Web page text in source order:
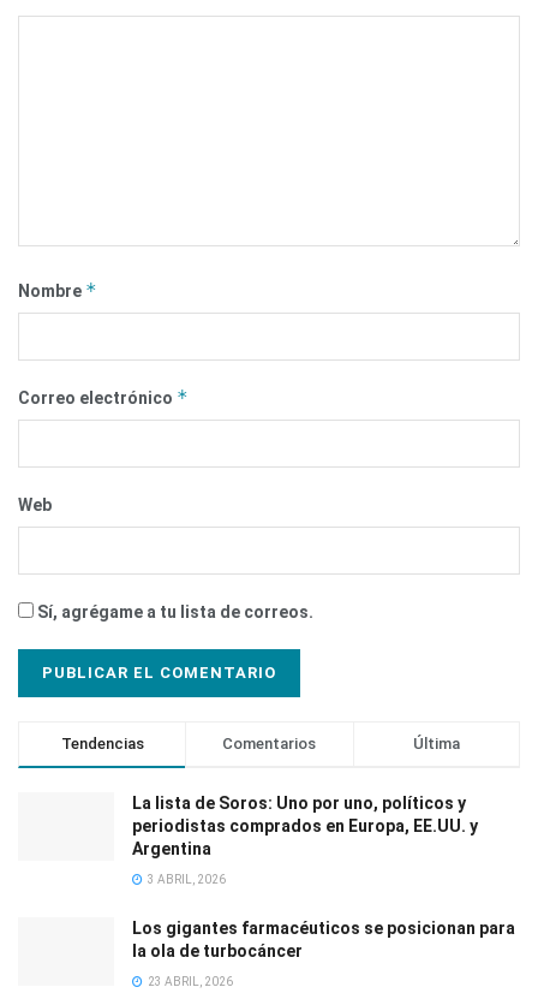
Nombre *
Correo electrónico *
Web
Sí, agrégame a tu lista de correos.
Tendencias Comentarios Última
La lista de Soros: Uno por uno, políticos y
periodistas comprados en Europa, EE.UU. y
Argentina
3 ABRIL, 2026
Los gigantes farmacéuticos se posicionan para
la ola de turbocáncer
23 ABRIL, 2026